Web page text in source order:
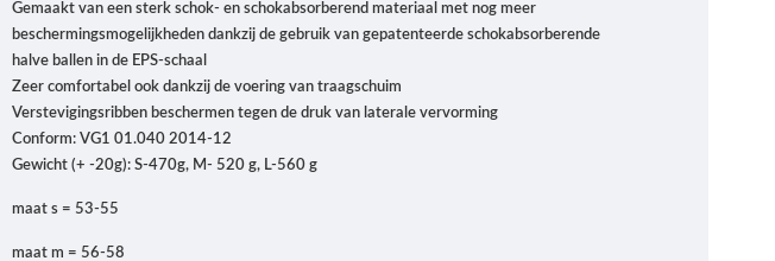
Gemaakt van een sterk schok- en schokabsorberend materiaal met nog meer
beschermingsmogelijkheden dankzij de gebruik van gepatenteerde schokabsorberende
halve ballen in de EPS-schaal
Zeer comfortabel ook dankzij de voering van traagschuim
Verstevigingsribben beschermen tegen de druk van laterale vervorming
Conform: VG1 01.040 2014-12
Gewicht (+ -20g): S-470g, M- 520 g, L-560 g
maat s = 53-55
maat m = 56-58